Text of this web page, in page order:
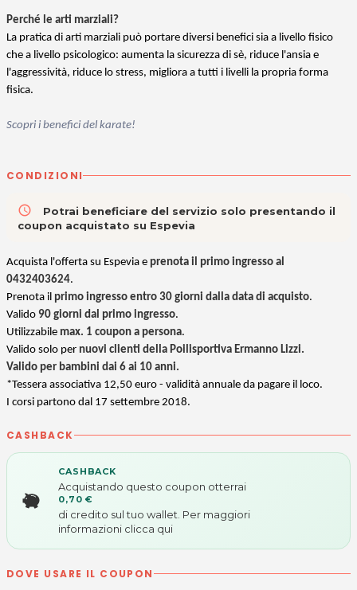
Perché le arti marziali?
La pratica di arti marziali può portare diversi benefici sia a livello fisico
che a livello psicologico: aumenta la sicurezza di sè, riduce l'ansia e
l'aggressività, riduce lo stress, migliora a tutti i livelli la propria forma
fisica.
Scopri i benefici del karate!
CONDIZIONI
access_time
Potrai beneficiare del servizio solo presentando il
coupon acquistato su Espevia
Acquista l'offerta su Espevia e prenota il primo ingresso al
0432403624.
Prenota il primo ingresso entro 30 giorni dalla data di acquisto.
Valido 90 giorni dal primo ingresso.
Utilizzabile max. 1 coupon a persona.
Valido solo per nuovi clienti della Poilisportiva Ermanno Lizzi.
Valido per bambini dai 6 ai 10 anni.
*Tessera associativa 12,50 euro - validità annuale da pagare il loco.
I corsi partono dal 17 settembre 2018.
CASHBACK
CASHBACK
Acquistando questo coupon otterrai
0,70 €
di credito sul tuo wallet. Per maggiori
informazioni clicca qui
DOVE USARE IL COUPON